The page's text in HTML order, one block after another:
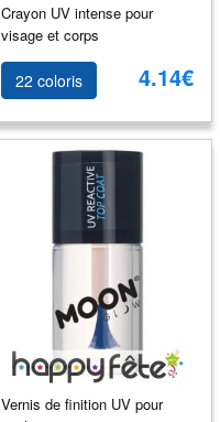
Crayon UV intense pour
visage et corps
22 coloris 4.14€
Vernis de finition UV pour